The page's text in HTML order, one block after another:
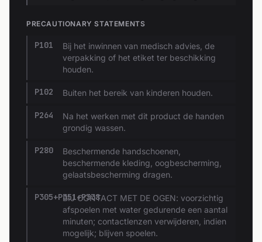
PRECAUTIONARY STATEMENTS
P101
Bij het inwinnen van medisch advies, de
verpakking of het etiket ter beschikking
houden.
P102 Buiten het bereik van kinderen houden.
P264
Na het werken met dit product de handen
grondig wassen.
P280
Beschermende handschoenen,
beschermende kleding, oogbescherming,
gelaatsbescherming dragen.
P305+P351+P338
BIJ CONTACT MET DE OGEN: voorzichtig
afspoelen met water gedurende een aantal
minuten; contactlenzen verwijderen, indien
mogelijk; blijven spoelen.